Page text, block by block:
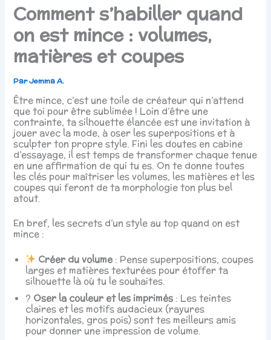
Comment s’habiller quand
on est mince : volumes,
matières et coupes
ParJemma A.
Être mince, c’est une toile de créateur qui n’attend
que toi pour être sublimée ! Loin d’être une
contrainte, ta silhouette élancée est une invitation à
jouer avec la mode, à oser les superpositions et à
sculpter ton propre style. Fini les doutes en cabine
d’essayage, il est temps de transformer chaque tenue
en une affirmation de qui tu es. On te donne toutes
les clés pour maîtriser les volumes, les matières et les
coupes qui feront de ta morphologie ton plus bel
atout.
En bref, les secrets d’un style au top quand on est
mince :
Créer du volume: Pense superpositions, coupes
larges et matières texturées pour étoffer ta
silhouette là où tu le souhaites.
? Oser la couleur et les imprimés : Les teintes
claires et les motifs audacieux (rayures
horizontales, gros pois) sont tes meilleurs amis
pour donner une impression de volume.